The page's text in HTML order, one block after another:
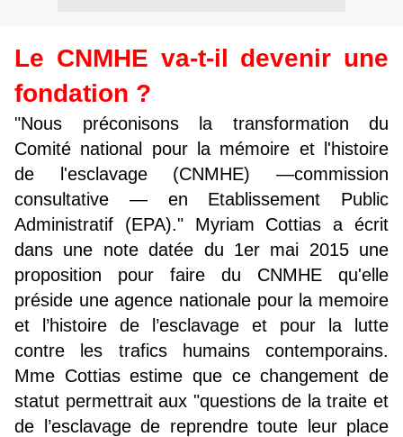
Le CNMHE va-t-il devenir une
fondation ?
"Nous préconisons la transformation du
Comité national pour la mémoire et l'histoire
de l'esclavage (CNMHE) —commission
consultative — en Etablissement Public
Administratif (EPA)." Myriam Cottias a écrit
dans une note datée du 1er mai 2015 une
proposition pour faire du CNMHE qu'elle
préside une agence nationale pour la memoire
et l’histoire de l’esclavage et pour la lutte
contre les trafics humains contemporains.
Mme Cottias estime que ce changement de
statut permettrait aux "questions de la traite et
de l’esclavage de reprendre toute leur place